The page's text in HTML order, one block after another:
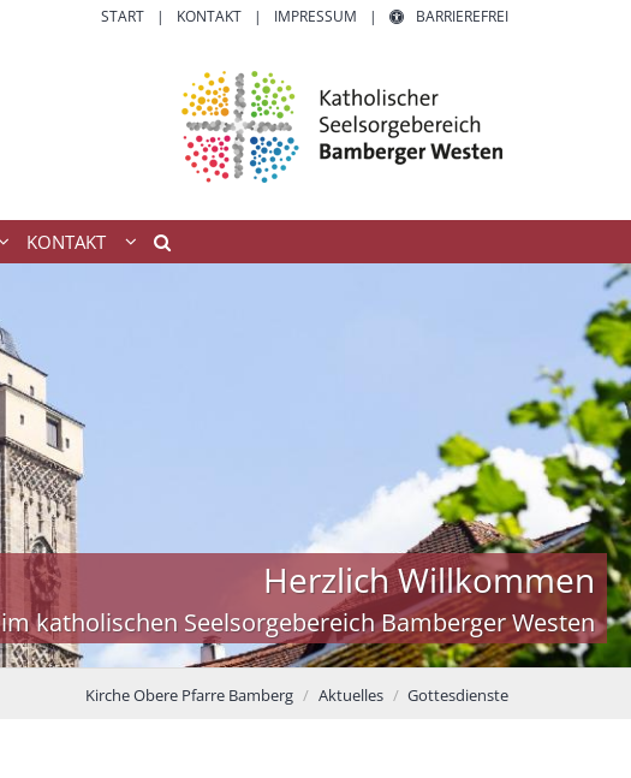
START KONTAKT IMPRESSUM BARRIEREFREI
KONTAKT
Herzlich Willkommen
im katholischen Seelsorgebereich Bamberger Westen
Kirche Obere Pfarre Bamberg Aktuelles Gottesdienste